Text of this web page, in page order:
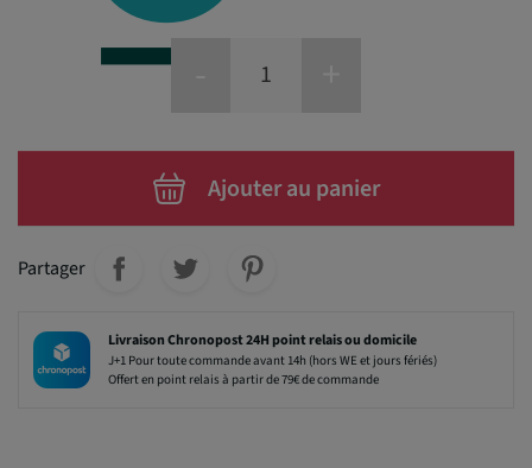
Ajouter au panier
Partager
Livraison Chronopost 24H point relais ou domicile
J+1 Pour toute commande avant 14h (hors WE et jours fériés)
Offert en point relais à partir de 79€ de commande